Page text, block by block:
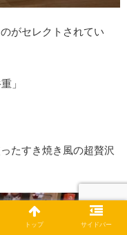
がセレクトされてい
」
たすき焼き風の超贅沢
トップ サイドバー